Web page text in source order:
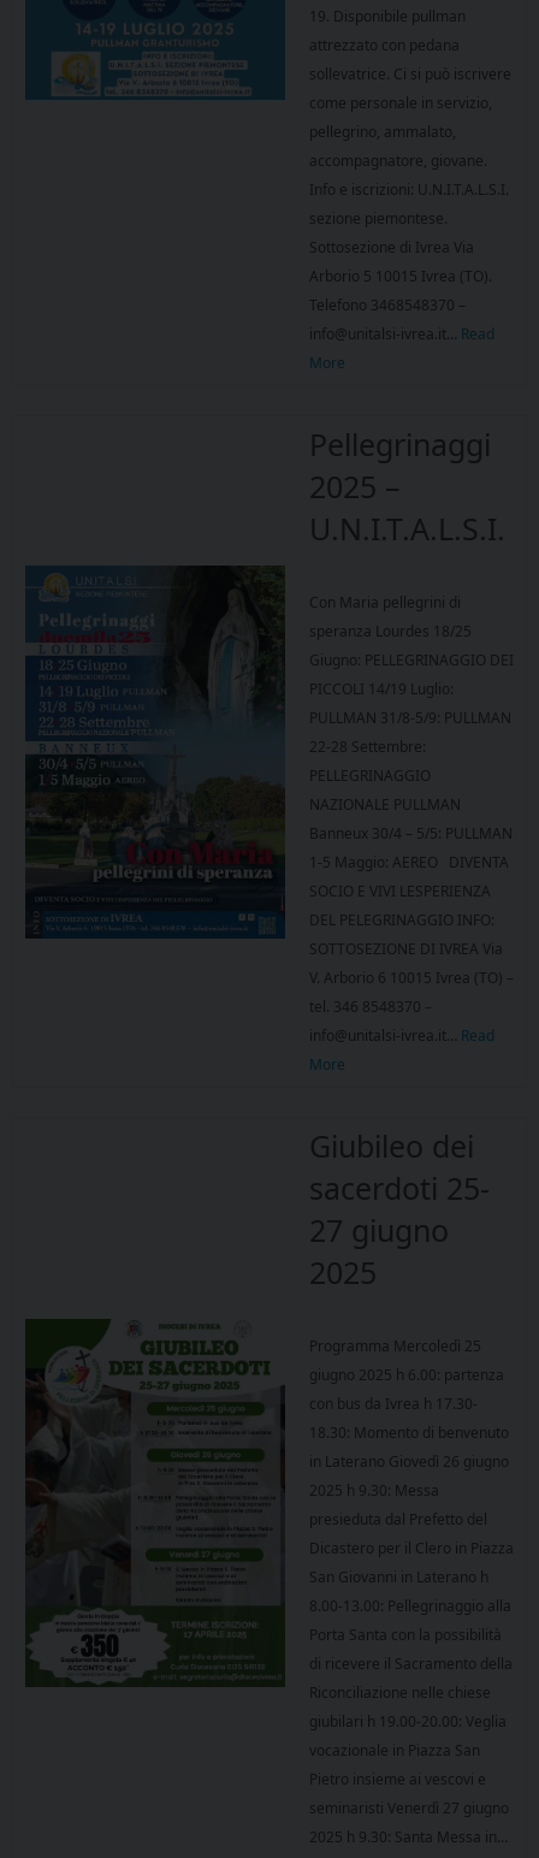
19. Disponibile pullman
attrezzato con pedana
sollevatrice. Ci si può iscrivere
come personale in servizio,
pellegrino, ammalato,
accompagnatore, giovane.
Info e iscrizioni: U.N.I.T.A.L.S.I.
sezione piemontese.
Sottosezione di Ivrea Via
Arborio 5 10015 Ivrea (TO).
Telefono 3468548370 –
info@unitalsi-ivrea.it… Read
More
Pellegrinaggi
2025 –
U.N.I.T.A.L.S.I.
Con Maria pellegrini di
speranza Lourdes 18/25
Giugno: PELLEGRINAGGIO DEI
PICCOLI 14/19 Luglio:
PULLMAN 31/8-5/9: PULLMAN
22-28 Settembre:
PELLEGRINAGGIO
NAZIONALE PULLMAN
Banneux 30/4 – 5/5: PULLMAN
1-5 Maggio: AEREO DIVENTA
SOCIO E VIVI LESPERIENZA
DEL PELEGRINAGGIO INFO:
SOTTOSEZIONE DI IVREA Via
V. Arborio 6 10015 Ivrea (TO) –
tel. 346 8548370 –
info@unitalsi-ivrea.it… Read
More
Giubileo dei
sacerdoti 25-
27 giugno
2025
Programma Mercoledì 25
giugno 2025 h 6.00: partenza
con bus da Ivrea h 17.30-
18.30: Momento di benvenuto
in Laterano Giovedì 26 giugno
2025 h 9.30: Messa
presieduta dal Prefetto del
Dicastero per il Clero in Piazza
San Giovanni in Laterano h
8.00-13.00: Pellegrinaggio alla
Porta Santa con la possibilità
di ricevere il Sacramento della
Riconciliazione nelle chiese
giubilari h 19.00-20.00: Veglia
vocazionale in Piazza San
Pietro insieme ai vescovi e
seminaristi Venerdì 27 giugno
2025 h 9.30: Santa Messa in…